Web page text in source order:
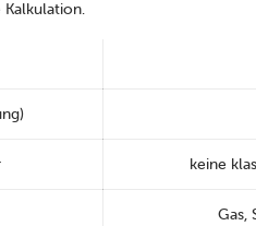
Kalkulation.
keine
Gas,